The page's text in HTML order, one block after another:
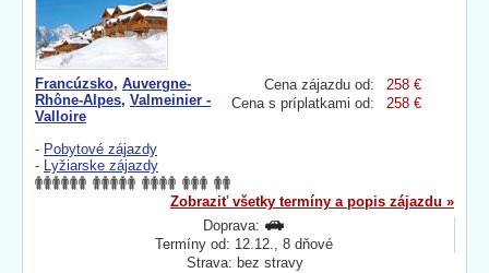
Cena zájazdu od:
258 €
Cena s príplatkami od:
258 €
Francúzsko, Auvergne-
Rhône-Alpes, Valmeinier -
Valloire
- Pobytové zájazdy
- Lyžiarske zájazdy
Zobraziť všetky termíny a popis zájazdu »
Doprava:
Termíny od: 12.12., 8 dňové
Strava: bez stravy